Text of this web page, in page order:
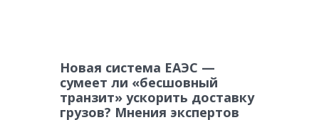
Новая система ЕАЭС —
сумеет ли «бесшовный
транзит» ускорить доставку
грузов? Мнения экспертов